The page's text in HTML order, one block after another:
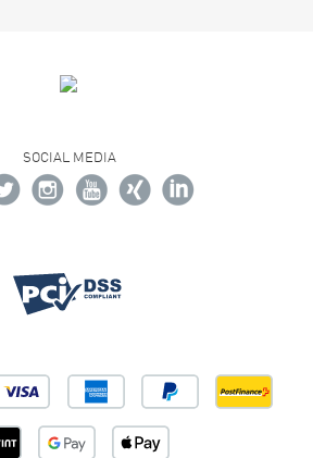
SOCIAL MEDIA